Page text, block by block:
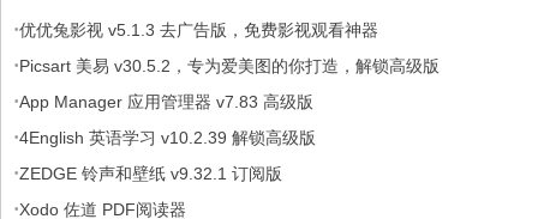
·优优兔影视 v5.1.3 去广告版，免费影视观看神器
·Picsart 美易 v30.5.2，专为爱美图的你打造，解锁高级版
·App Manager 应用管理器 v7.83 高级版
·4English 英语学习 v10.2.39 解锁高级版
·ZEDGE 铃声和壁纸 v9.32.1 订阅版
·Xodo 佐道 PDF阅读器